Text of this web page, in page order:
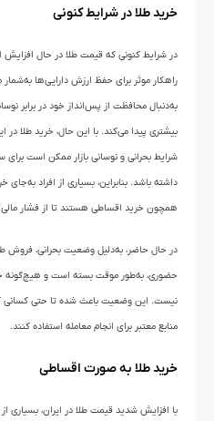
خرید طلا در شرایط کنونی
در شرایط کنونی که قیمت طلا در حال افزایش
راهکار موثر برای حفظ ارزش دارایی‌ها به‌شمار
به‌دنبال محافظت از پس‌انداز خود در برابر
بیشتری پیدا می‌کند. با این حال، خرید طلا
شرایط بحرانی و نوسانی بازار ممکن است
داشته باشد. بنابراین، بسیاری از افراد
همچون خرید اقساطی هستند تا از فشار مالی
در حال حاضر، به‌دلیل وضعیت بحرانی، فروش طلا
حضوری، به‌طور موقت بسته است و هیچ‌گونه
نیست. این وضعیت باعث شده تا حتی کسانی که
منابع معتبر برای انجام معامله استفاده کنند.
خرید طلا به صورت اقساطی
با افزایش شدید قیمت طلا در ایران، بسیاری